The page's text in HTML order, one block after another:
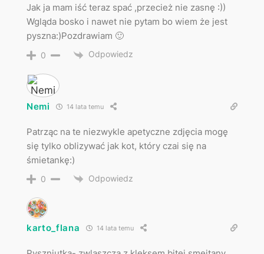
Jak ja mam iść teraz spać ,przecież nie zasnę :))
Wgląda bosko i nawet nie pytam bo wiem że jest
pyszna:)Pozdrawiam 🙂
0 Odpowiedz
Nemi 14 lata temu
Patrząc na te niezwykle apetyczne zdjęcia mogę
się tylko oblizywać jak kot, który czai się na
śmietankę:)
0 Odpowiedz
karto_flana 14 lata temu